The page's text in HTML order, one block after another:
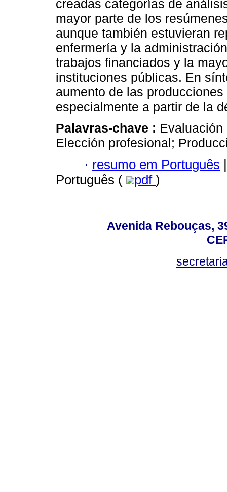
creadas categorías de
mayor parte de los
aunque también estuvieran
enfermería y la
trabajos financiados y la
instituciones públicas. En
aumento de las
especialmente a partir de la
Palavras-chave :
Elección profesional;
· resumo em Português |
Português (
pdf )
Avenida Rebouças,